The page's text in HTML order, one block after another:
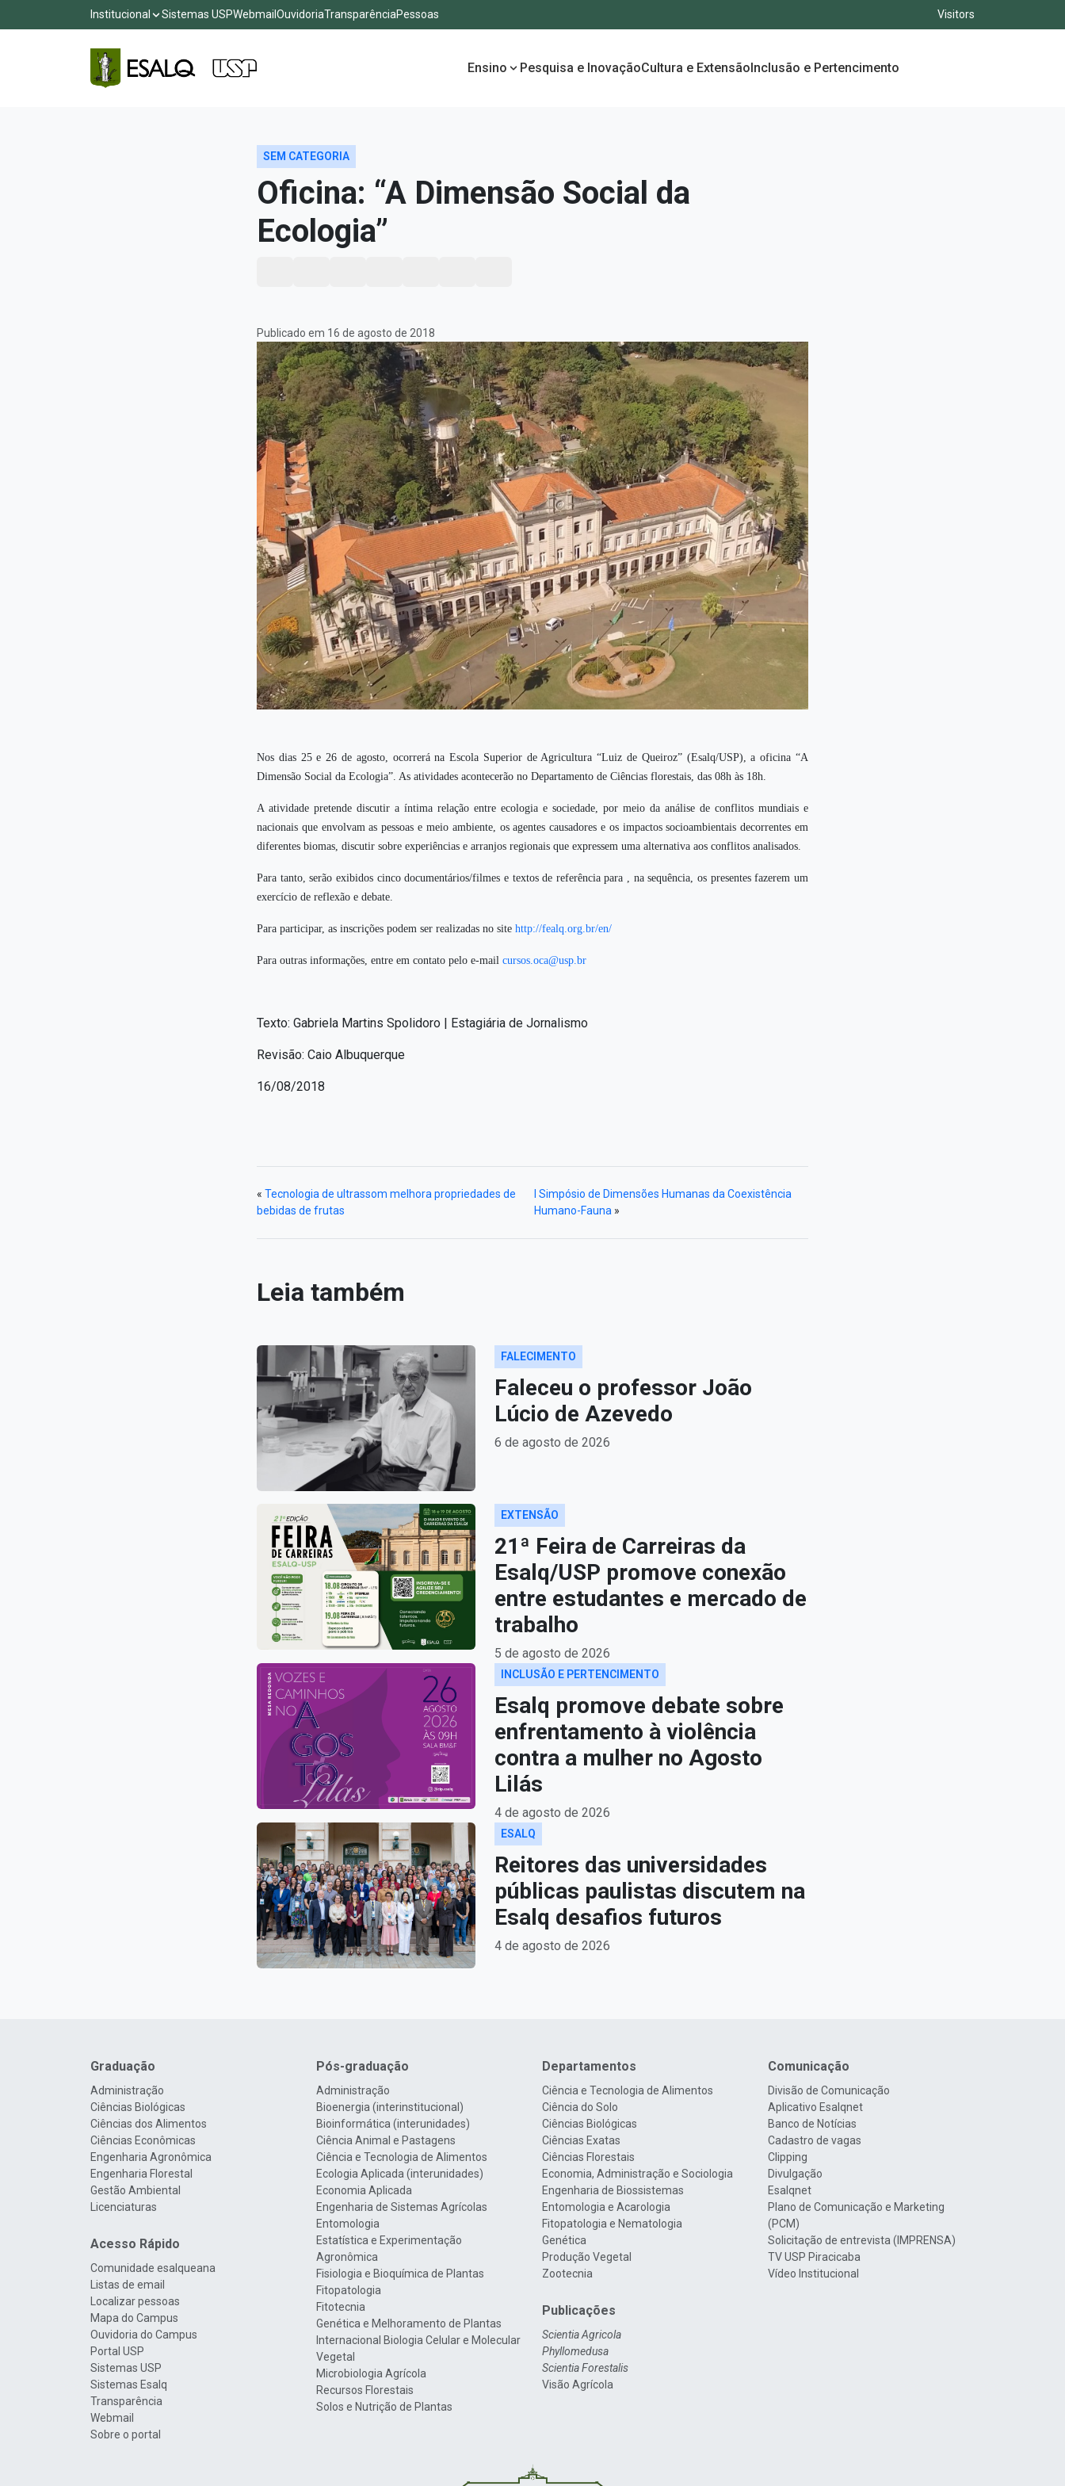
Institucional Sistemas USPWebmail OuvidoriaTransparênciaPessoas Visitors
Ensino Pesquisa e InovaçãoCultura e ExtensãoInclusão e Pertencimento
SEM CATEGORIA
Oficina: “A Dimensão Social da
Ecologia”
Publicado em 16 de agosto de 2018
Nos dias 25 e 26 de agosto, ocorrerá na Escola Superior de Agricultura “Luiz de Queiroz” (Esalq/USP), a oficina “A
Dimensão Social da Ecologia”. As atividades acontecerão no Departamento de Ciências florestais, das 08h às 18h.
A atividade pretende discutir a íntima relação entre ecologia e sociedade, por meio da análise de conflitos mundiais e
nacionais que envolvam as pessoas e meio ambiente, os agentes causadores e os impactos socioambientais decorrentes em
diferentes biomas, discutir sobre experiências e arranjos regionais que expressem uma alternativa aos conflitos analisados.
Para tanto, serão exibidos cinco documentários/filmes e textos de referência para , na sequência, os presentes fazerem um
exercício de reflexão e debate.
Para participar, as inscrições podem ser realizadas no site http://fealq.org.br/en/
Para outras informações, entre em contato pelo e-mail cursos.oca@usp.br
Texto: Gabriela Martins Spolidoro | Estagiária de Jornalismo
Revisão: Caio Albuquerque
16/08/2018
« Tecnologia de ultrassom melhora propriedades de
bebidas de frutas
I Simpósio de Dimensões Humanas da Coexistência
Humano-Fauna »
Leia também
FALECIMENTO
Faleceu o professor João
Lúcio de Azevedo
6 de agosto de 2026
EXTENSÃO
21ª Feira de Carreiras da
Esalq/USP promove conexão
entre estudantes e mercado de
trabalho
5 de agosto de 2026
INCLUSÃO E PERTENCIMENTO
Esalq promove debate sobre
enfrentamento à violência
contra a mulher no Agosto
Lilás
4 de agosto de 2026
ESALQ
Reitores das universidades
públicas paulistas discutem na
Esalq desafios futuros
4 de agosto de 2026
Graduação
Administração
Ciências Biológicas
Ciências dos Alimentos
Ciências Econômicas
Engenharia Agronômica
Engenharia Florestal
Gestão Ambiental
Licenciaturas
Acesso Rápido
Comunidade esalqueana
Listas de email
Localizar pessoas
Mapa do Campus
Ouvidoria do Campus
Portal USP
Sistemas USP
Sistemas Esalq
Transparência
Webmail
Sobre o portal
Pós-graduação
Administração
Bioenergia (interinstitucional)
Bioinformática (interunidades)
Ciência Animal e Pastagens
Ciência e Tecnologia de Alimentos
Ecologia Aplicada (interunidades)
Economia Aplicada
Engenharia de Sistemas Agrícolas
Entomologia
Estatística e Experimentação
Agronômica
Fisiologia e Bioquímica de Plantas
Fitopatologia
Fitotecnia
Genética e Melhoramento de Plantas
Internacional Biologia Celular e Molecular
Vegetal
Microbiologia Agrícola
Recursos Florestais
Solos e Nutrição de Plantas
Departamentos
Ciência e Tecnologia de Alimentos
Ciência do Solo
Ciências Biológicas
Ciências Exatas
Ciências Florestais
Economia, Administração e Sociologia
Engenharia de Biossistemas
Entomologia e Acarologia
Fitopatologia e Nematologia
Genética
Produção Vegetal
Zootecnia
Publicações
Scientia Agricola
Phyllomedusa
Scientia Forestalis
Visão Agrícola
Comunicação
Divisão de Comunicação
Aplicativo Esalqnet
Banco de Notícias
Cadastro de vagas
Clipping
Divulgação
Esalqnet
Plano de Comunicação e Marketing
(PCM)
Solicitação de entrevista (IMPRENSA)
TV USP Piracicaba
Vídeo Institucional